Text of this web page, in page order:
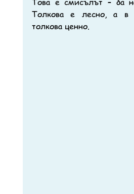
Толкова е лесно, а в
толкова ценно.